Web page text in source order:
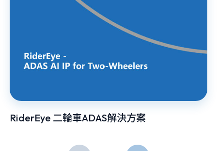
RiderEye 二輪車ADAS解決方案